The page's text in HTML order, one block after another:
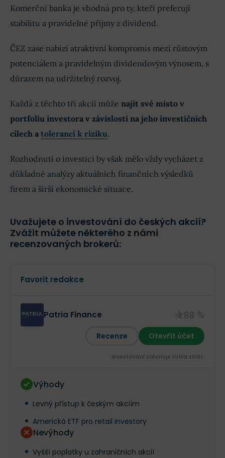
Komerční banka je vhodná pro ty, kteří preferují
stabilitu a pravidelné příjmy z dividend.
ČEZ zase nabízí atraktivní kompromis mezi růstovým
potenciálem a pravidelným dividendovým výnosem, s
důrazem na udržitelný rozvoj.
Každá z těchto tří akcií může najít své místo v
portfoliu investora v závislosti na jeho investičních
cílech a toleranci k riziku.
Rozhodnutí o investici by však mělo vždy vycházet z
důkladné analýzy aktuálních finančních výsledků
firem a širší ekonomické situace.
Uvažujete o investování do českých akcií?
Zvážit můžete některého z námi
recenzovaných brokerů:
Favorit redakce
Patria Finance
Recenze Otevřít účet
Investování zahrnuje rizika ztrát.‎
Výhody
Levný přístup k českým akciím
Americká ETF pro retail investory
Nevýhody
Vyšší poplatky u zahraničních akcií